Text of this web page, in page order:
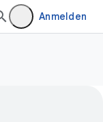
Anmelden